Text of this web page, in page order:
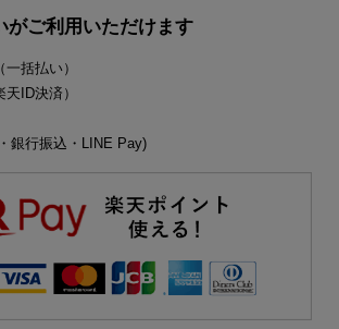
がご利用いただけます
括払い）
ID決済）
銀行振込・LINE Pay)